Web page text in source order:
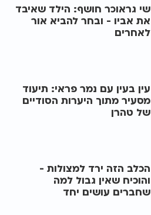
שי גראוכר חושף: הילד שאיבד
את אביו - ובחר להביא אור
לאחרים
עין בעין עם נמר פראי: תיעוד
מסעיר מתוך היערות הסודיים
של טהרן
הכלב הזה ירד למצולות -
והוכיח שאין גבול למה
שחברים עושים יחד